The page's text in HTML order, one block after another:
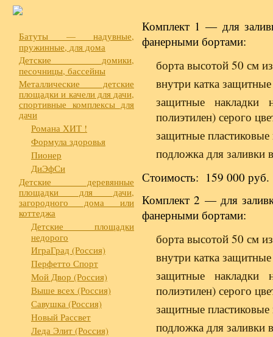
Батуты — надувные,
пружинные, для дома
Детские домики,
песочницы, бассейны
Металлические детские
площадки и качели для дачи,
спортивные комплексы для
дачи
Романа ХИТ !
Формула здоровья
Пионер
ДиЭфСи
Детские деревянные
площадки для дачи,
загородного дома или
коттеджа
Детские площадки
недорого
ИграГрад (Россия)
Перфетто Спорт
Мой Двор (Россия)
Выше всех (Россия)
Савушка (Россия)
Новый Рассвет
Леда Элит (Россия)
Комплект 1 — для
фанерными бортами:
борта высотой 50 см
внутри катка
защитные
полиэтилен) серого
защитные пластиковые
подложка для заливки
Стоимость: 159 000 руб.
Комплект 2 — для
фанерными бортами:
борта высотой 50 см
внутри катка
защитные
полиэтилен) серого
защитные пластиковые
подложка для заливки